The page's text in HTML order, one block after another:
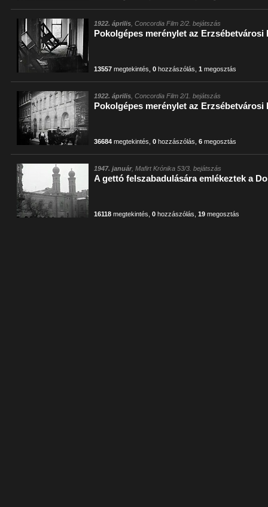
1922. április , Concordia Film 2/2. bejátszás
Pokolgépes merénylet az Erzsébetvárosi
13557 megtekintés ,0 hozzászólás ,1 megosztás
1922. április , Concordia Film 2/1. bejátszás
Pokolgépes merénylet az Erzsébetvárosi
36684 megtekintés ,0 hozzászólás ,6 megosztás
1947. január, Mafirt Krónika 53/3. bejátszás
A gettó felszabadulására emlékeztek a
16118 megtekintés ,0 hozzászólás ,19 megosztás